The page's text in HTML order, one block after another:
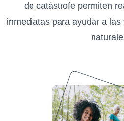
de catástrofe permiten
inmediatas para ayudar a